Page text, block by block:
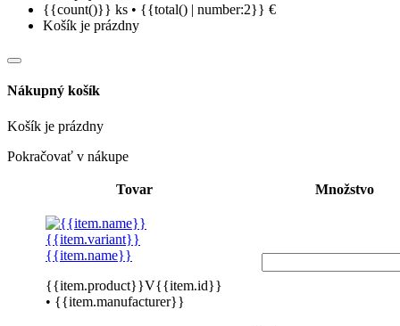
{{count()}} ks • {{total() | number:2}} €
Košík je prázdny
Nákupný košík
Košík je prázdny
Pokračovať v nákupe
Tovar Množstvo
{{item.variant}}
{{item.name}}
{{item.product}}V{{item.id}}
• {{item.manufacturer}}